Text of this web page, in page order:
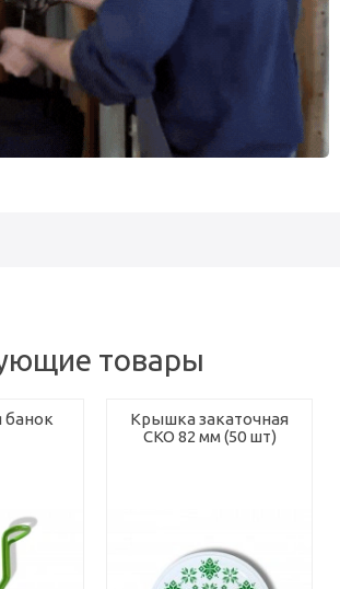
товары
Крышка закаточная
СКО 82 мм (50 шт)